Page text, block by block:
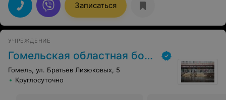
Записаться
УЧРЕЖДЕНИЕ
Гомельская областная больница
Гомель, ул. Братьев Лизюковых, 5
Круглосуточно